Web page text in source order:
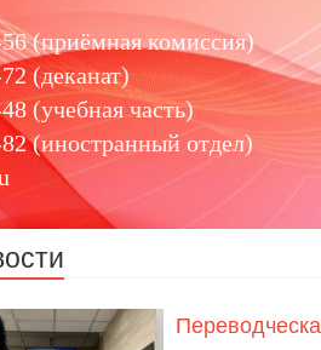
56(приёмная комиссия)
(деканат)
(учебная часть)
(иностранный отдел)